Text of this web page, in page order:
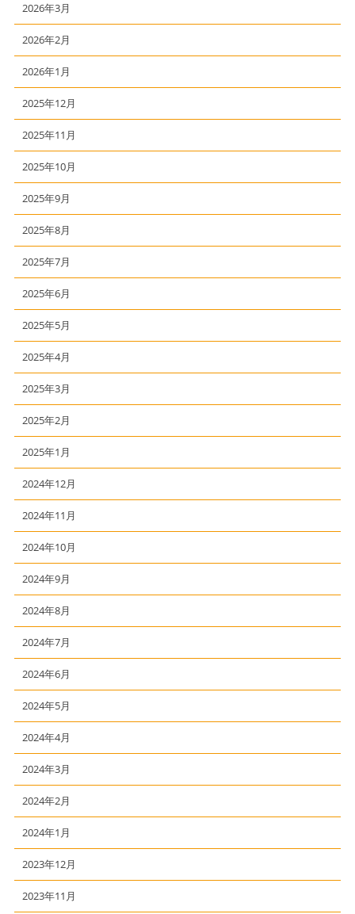
2026年3月
2026年2月
2026年1月
2025年12月
2025年11月
2025年10月
2025年9月
2025年8月
2025年7月
2025年6月
2025年5月
2025年4月
2025年3月
2025年2月
2025年1月
2024年12月
2024年11月
2024年10月
2024年9月
2024年8月
2024年7月
2024年6月
2024年5月
2024年4月
2024年3月
2024年2月
2024年1月
2023年12月
2023年11月